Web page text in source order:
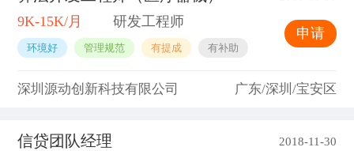
9K-15K/月 研发工程师
环境好 管理规范 有提成 有补助
申请
深圳源动创新科技有限公司 广东/深圳/宝安区
信贷团队经理 2018-11-30